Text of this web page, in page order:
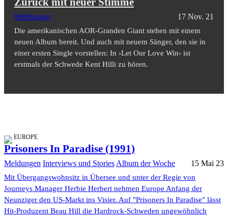
Meldungen 17 Nov. 21
Die amerikanischen AOR-Granden Giant stehen mit einem
neuen Album bereit. Und auch mit neuem Sänger, den sie in
einer ersten Single vorstellen: In ›Let Our Love Win‹ ist
erstmals der Schwede Kent Hilli zu hören.
EUROPE
Prisoners In Paradise (1991)
Meldungen Interviews und Stories Album der Woche 15 Mai 23
Mit Übergangswohnsitz in Übersee und unter der Regie von
Journeys Manager Herbie Herbert nehmen Europe Anfang der
Neunziger den US-Markt ins Visier. Auf "Prisoners In Paradise" lässt
Hit-Produzent Beau Hill die Hardrock-Schweden ungewöhnlich